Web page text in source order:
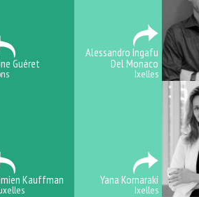
Guéret
Alessandro Ingafu
Del Monaco
Ixelles
Kauffman Yana Kornaraki
Ixelles